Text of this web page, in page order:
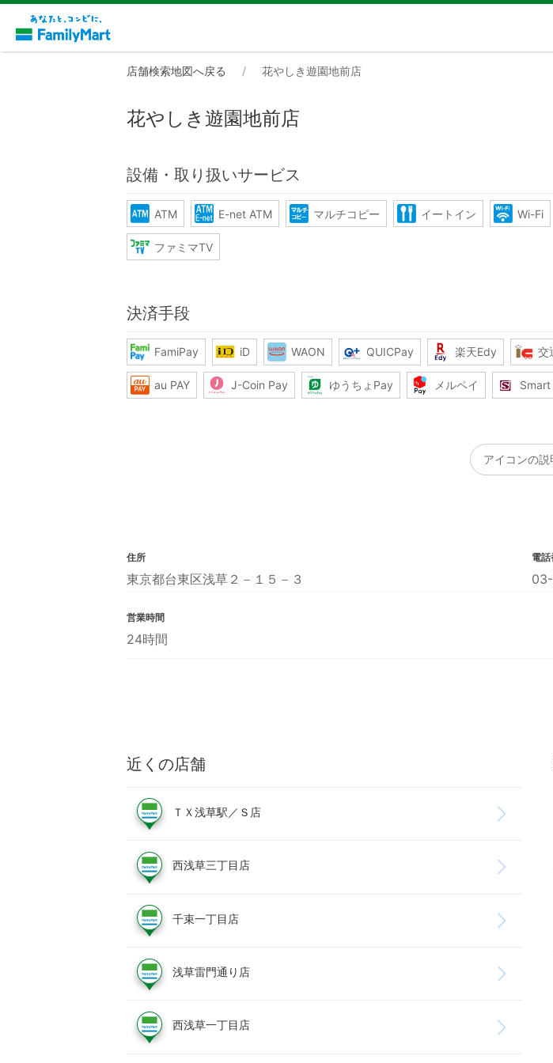
店舗検索地図へ戻る 花やしき遊園地前店
花やしき遊園地前店
設備・取り扱いサービス
ATM E-net ATM マルチコピー イートイン Wi-Fi
ファミマTV
決済手段
FamiPay iD WAON QUICPay 楽天Edy 交
au PAY J-Coin Pay ゆうちょPay メルペイ
アイコンの説
住所
東京都台東区浅草２－１５－３
電
営業時間
24時間
近くの店舗
ＴＸ浅草駅／Ｓ店
西浅草三丁目店
千束一丁目店
浅草雷門通り店
西浅草一丁目店